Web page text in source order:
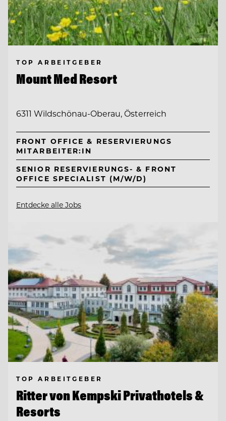
TOP ARBEITGEBER
Mount Med Resort
6311 Wildschönau-Oberau, Österreich
FRONT OFFICE & RESERVIERUNGS
MITARBEITER:IN
SENIOR RESERVIERUNGS- & FRONT
OFFICE SPECIALIST (M/W/D)
Entdecke alle Jobs
TOP ARBEITGEBER
Ritter von Kempski Privathotels &
Resorts